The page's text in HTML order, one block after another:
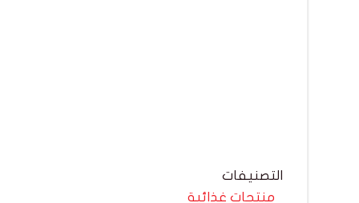
التصنيفات
منتجات غذائية